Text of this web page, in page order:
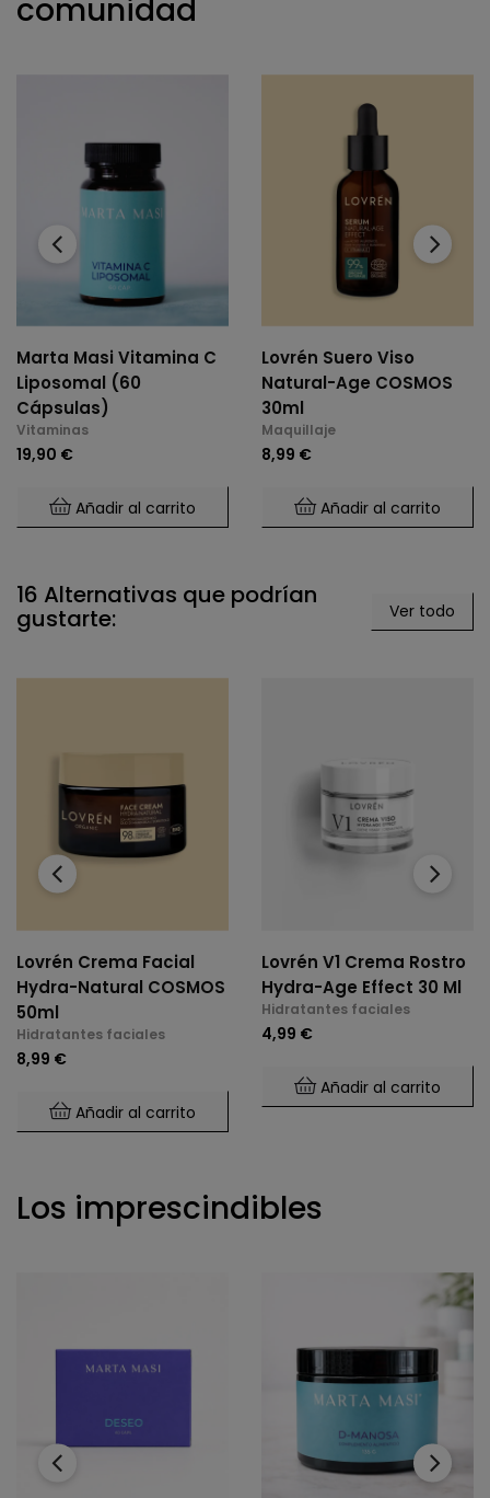
comunidad
Marta Masi Vitamina C
Liposomal (60
Cápsulas)
Vitaminas
19,90 €
Añadir al carrito
Lovrén Suero Viso
Natural-Age COSMOS
30ml
Maquillaje
8,99 €
Añadir al carrito
‹ ›
16 Alternativas que podrían
gustarte: Ver todo
Lovrén Crema Facial
Hydra-Natural COSMOS
50ml
Hidratantes faciales
8,99 €
Añadir al carrito
Lovrén V1 Crema Rostro
Hydra-Age Effect 30 Ml
Hidratantes faciales
4,99 €
Añadir al carrito
‹ ›
Los imprescindibles
‹ ›